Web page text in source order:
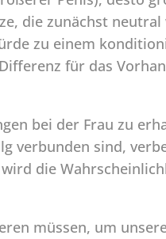
die zunächst
zu einem
für das
bei der Frau zu
verbunden sind,
die
müssen, um